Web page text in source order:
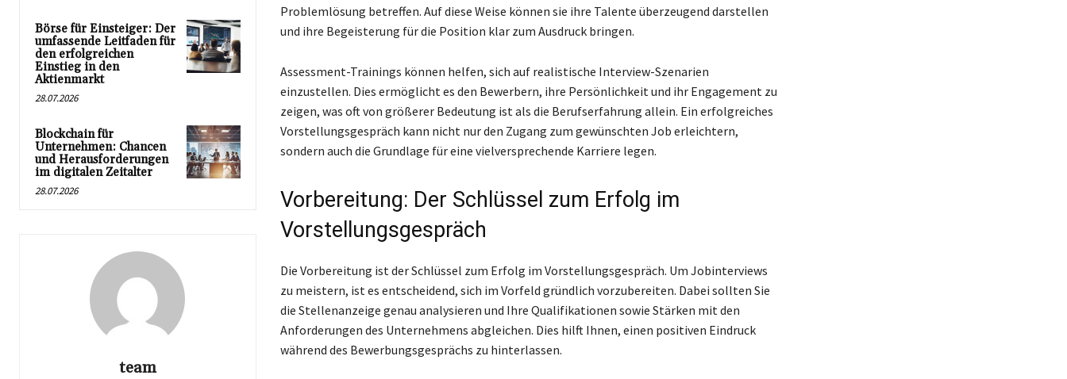
Börse für Einsteiger: Der
umfassende Leitfaden für
den erfolgreichen
Einstieg in den
Aktienmarkt
28.07.2026
Blockchain für
Unternehmen: Chancen
und Herausforderungen
im digitalen Zeitalter
28.07.2026
team
Problemlösung betreffen. Auf diese Weise können sie ihre Talente überzeugend darstellen
und ihre Begeisterung für die Position klar zum Ausdruck bringen.
Assessment-Trainings können helfen, sich auf realistische Interview-Szenarien
einzustellen. Dies ermöglicht es den Bewerbern, ihre Persönlichkeit und ihr Engagement zu
zeigen, was oft von größerer Bedeutung ist als die Berufserfahrung allein. Ein erfolgreiches
Vorstellungsgespräch kann nicht nur den Zugang zum gewünschten Job erleichtern,
sondern auch die Grundlage für eine vielversprechende Karriere legen.
Vorbereitung: Der Schlüssel zum Erfolg im
Vorstellungsgespräch
Die Vorbereitung ist der Schlüssel zum Erfolg im Vorstellungsgespräch. Um Jobinterviews
zu meistern, ist es entscheidend, sich im Vorfeld gründlich vorzubereiten. Dabei sollten Sie
die Stellenanzeige genau analysieren und Ihre Qualifikationen sowie Stärken mit den
Anforderungen des Unternehmens abgleichen. Dies hilft Ihnen, einen positiven Eindruck
während des Bewerbungsgesprächs zu hinterlassen.